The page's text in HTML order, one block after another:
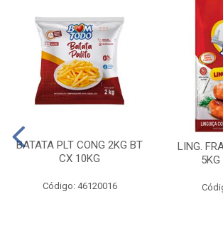
BATATA PLT CONG 2KG BT
CX 10KG
Código: 46120016
LING.